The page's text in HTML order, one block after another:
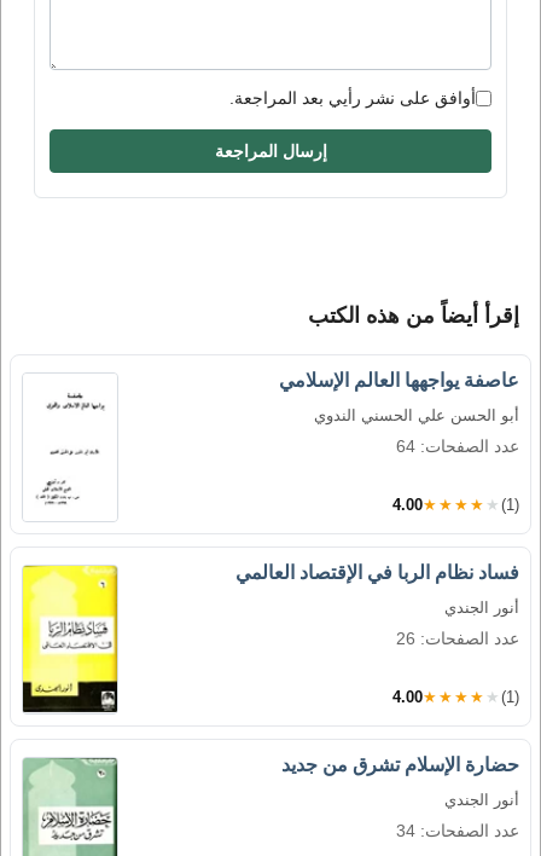
أوافق على نشر رأيي بعد المراجعة.
إرسال المراجعة
إقرأ أيضاً من هذه الكتب
عاصفة يواجهها العالم الإسلامي
أبو الحسن علي الحسني الندوي
عدد الصفحات: 64
4.00★★★★★ (1)
فساد نظام الربا في الإقتصاد العالمي
أنور الجندي
عدد الصفحات: 26
4.00★★★★★ (1)
حضارة الإسلام تشرق من جديد
أنور الجندي
عدد الصفحات: 34